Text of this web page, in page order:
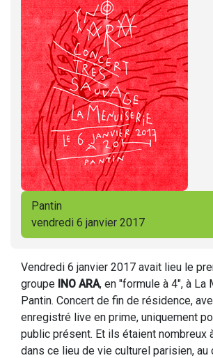
Pantin
vendredi 6 janvier 2017
Vendredi 6 janvier 2017 avait lieu le
groupe INO ARA, en "formule à 4", à La
Pantin. Concert de fin de résidence,
enregistré live en prime, uniquement
public présent. Et ils étaient nombreux
dans ce lieu de vie culturel parisien, au